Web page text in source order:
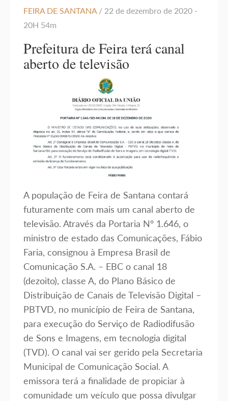
FEIRA DE SANTANA / 22 de dezembro de 2020 -
20H 54m
Prefeitura de Feira terá canal
aberto de televisão
A população de Feira de Santana contará
futuramente com mais um canal aberto de
televisão. Através da Portaria Nº 1.646, o
ministro de estado das Comunicações, Fábio
Faria, consignou à Empresa Brasil de
Comunicação S.A. – EBC o canal 18
(dezoito), classe A, do Plano Básico de
Distribuição de Canais de Televisão Digital –
PBTVD, no município de Feira de Santana,
para execução do Serviço de Radiodifusão
de Sons e Imagens, em tecnologia digital
(TVD). O canal vai ser gerido pela Secretaria
Municipal de Comunicação Social. A
emissora terá a finalidade de propiciar à
comunidade um veículo que possa divulgar